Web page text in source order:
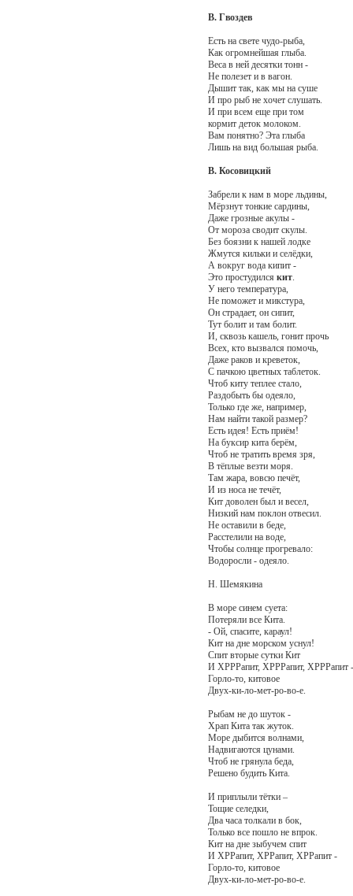
В. Гвоздев
Есть на свете чудо-рыба,
Как огромнейшая глыба.
Веса в ней десятки тонн -
Не полезет и в вагон.
Дышит так, как мы на суше
И про рыб не хочет слушать.
И при всем еще при том
кормит деток молоком.
Вам понятно? Эта глыба
Лишь на вид большая рыба.
В. Косовицкий
Забрели к нам в море льдины,
Мёрзнут тонкие сардины,
Даже грозные акулы -
От мороза сводит скулы.
Без боязни к нашей лодке
Жмутся кильки и селёдки,
А вокруг вода кипит -
Это простудился кит.
У него температура,
Не поможет и микстура,
Он страдает, он сипит,
Тут болит и там болит.
И, сквозь кашель, гонит прочь
Всех, кто вызвался помочь,
Даже раков и креветок,
С пачкою цветных таблеток.
Чтоб киту теплее стало,
Раздобыть бы одеяло,
Только где же, например,
Нам найти такой размер?
Есть идея! Есть приём!
На буксир кита берём,
Чтоб не тратить время зря,
В тёплые везти моря.
Там жара, вовсю печёт,
И из носа не течёт,
Кит доволен был и весел,
Низкий нам поклон отвесил.
Не оставили в беде,
Расстелили на воде,
Чтобы солнце прогревало:
Водоросли - одеяло.
Н. Шемякина
В море синем суета:
Потеряли все Кита.
- Ой, спасите, караул!
Кит на дне морском уснул!
Спит вторые сутки Кит
И ХРРРапит, ХРРРапит, ХРРРапит -
Горло-то, китовое
Двух-ки-ло-мет-ро-во-е.
Рыбам не до шуток -
Храп Кита так жуток.
Море дыбится волнами,
Надвигаются цунами.
Чтоб не грянула беда,
Решено будить Кита.
И приплыли тётки –
Тощие селедки,
Два часа толкали в бок,
Только все пошло не впрок.
Кит на дне зыбучем спит
И ХРРапит, ХРРапит, ХРРапит -
Горло-то, китовое
Двух-ки-ло-мет-ро-во-е.